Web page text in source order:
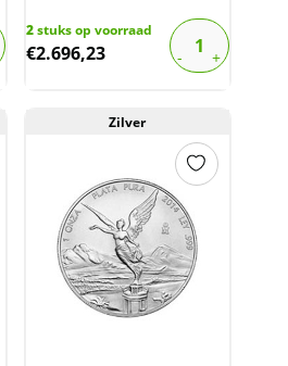
2stuks op voorraad
€2.696,23
Zilver